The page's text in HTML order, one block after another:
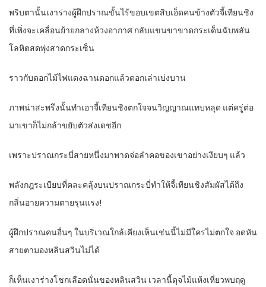
พริบตานั้นเงาร่างผู้ฝึกปราณขั้นไร้ขอบเขตสิบเอ็ดคนข้างตัวจี้เทียนชิง
ที่เพิ่งจะเคลื่อนย้ายกลางห้วงอากาศ กลับแขนขาขาดกระเด็นฉับพลัน
โลหิตสดพุ่งสาดกระเซ็น
ราวกับดอกไม้ไฟแดงฉานดอกแล้วดอกเล่าเบ่งบาน
ภาพน่าสะพรึงนั้นทำเอาจี้เทียนชิงตกใจจนวิญญาณแทบหลุด แต่ครู่ต่อ
มาเขาก็ไม่กล้าขยับตัวส่งเดชอีก
เพราะปราณกระบี่สายหนึ่งมาพาดจ่อลำคอของเขาอย่างเงียบๆ แล้ว
พลังกฎระเบียบที่คละคลุ้งบนปราณกระบี่ทำให้จี้เทียนชิงสัมผัสได้ถึง
กลิ่นอายความตายรุนแรง!
ผู้ฝึกปราณคนอื่นๆ ในบริเวณใกล้เคียงเห็นเช่นนี้ไม่มีใครไม่ตกใจ อดหัน
สายตามองหลินสวินไม่ได้
ก็เห็นเงาร่างโชกเลือดนั่นของหลินสวิน เวลานี้ดุจไม้แห้งเหี่ยวพบฤดู